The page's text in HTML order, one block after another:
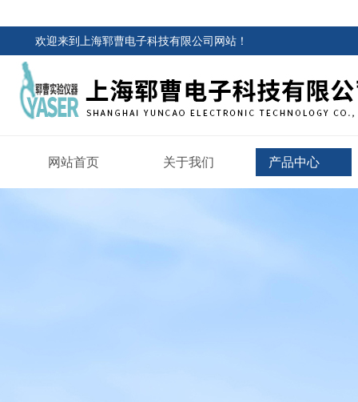
欢迎来到 上海郓曹电子科技有限公司网站 ！
网站首页 关于我们 产品中心